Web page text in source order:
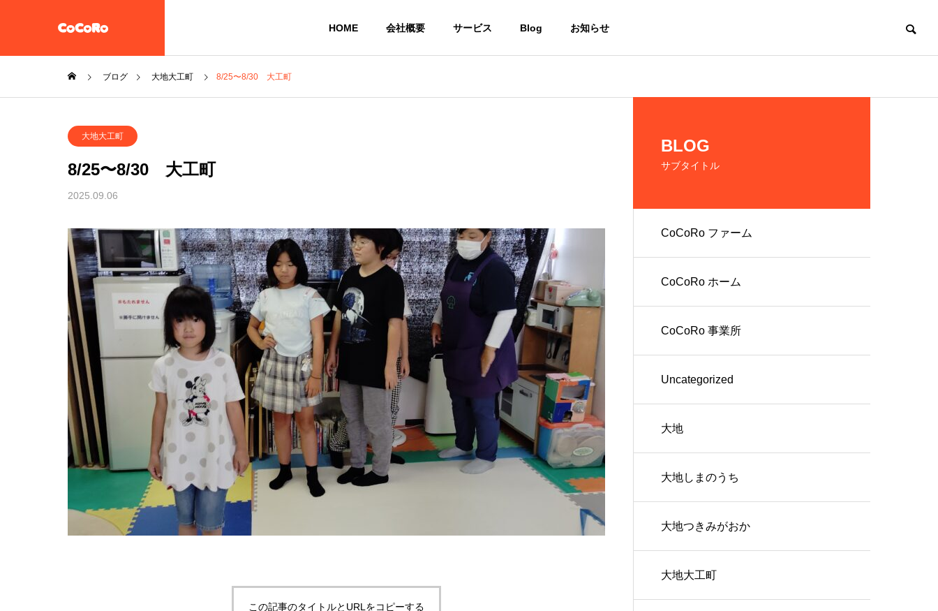
HOME 会社概要 サービス Blog お知らせ
ーム【CoCoRoホーム】
放課後等デイサービス 大地
一般社団法人 誠樹会
教え子達の居場所
を作るという想い
放課後等デイサービス
大地
共同生活による住
環境を提供
共同生活援助グループ
ホーム CoCoRoホーム
農業生産法人 株式会社
CoCoRoファーム
境を提供
就労継続支援A型
ブログ 大地大工町 8/25〜8/30 大工町
大地大工町
8/25〜8/30 大工町
2025.09.06
この記事のタイトルとURLをコピーする
BLOG
サブタイトル
CoCoRo ファーム
CoCoRo ホーム
CoCoRo 事業所
Uncategorized
大地
大地しまのうち
大地つきみがおか
大地大工町